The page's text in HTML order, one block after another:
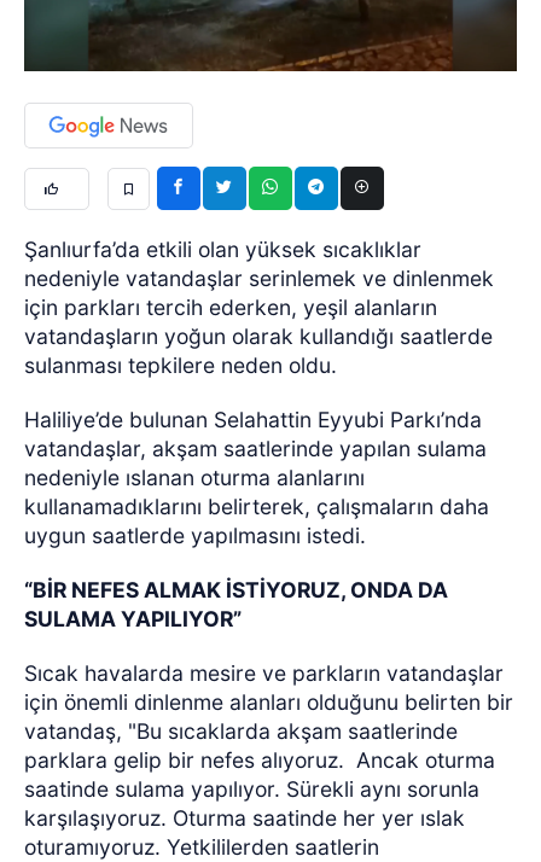
Şanlıurfa’da etkili olan yüksek sıcaklıklar
nedeniyle vatandaşlar serinlemek ve dinlenmek
için parkları tercih ederken, yeşil alanların
vatandaşların yoğun olarak kullandığı saatlerde
sulanması tepkilere neden oldu.
Haliliye’de bulunan Selahattin Eyyubi Parkı’nda
vatandaşlar, akşam saatlerinde yapılan sulama
nedeniyle ıslanan oturma alanlarını
kullanamadıklarını belirterek, çalışmaların daha
uygun saatlerde yapılmasını istedi.
“BİR NEFES ALMAK İSTİYORUZ, ONDA DA
SULAMA YAPILIYOR”
Sıcak havalarda mesire ve parkların vatandaşlar
için önemli dinlenme alanları olduğunu belirten bir
vatandaş, "Bu sıcaklarda akşam saatlerinde
parklara gelip bir nefes alıyoruz. Ancak oturma
saatinde sulama yapılıyor. Sürekli aynı sorunla
karşılaşıyoruz. Oturma saatinde her yer ıslak
oturamıyoruz. Yetkililerden saatlerin